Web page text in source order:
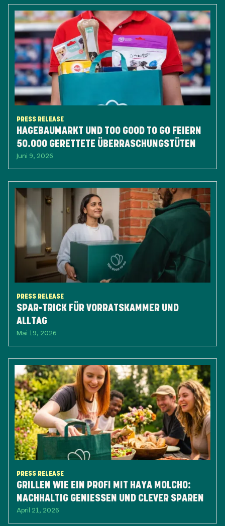
PRESS RELEASE
HAGEBAUMARKT UND TOO GOOD TO GO FEIERN
50.000 GERETTETE ÜBERRASCHUNGSTÜTEN
Juni 9, 2026
PRESS RELEASE
SPAR-TRICK FÜR VORRATSKAMMER UND
ALLTAG
Mai 19, 2026
PRESS RELEASE
GRILLEN WIE EIN PROFI MIT HAYA MOLCHO:
NACHHALTIG GENIESSEN UND CLEVER SPAREN
April 21, 2026